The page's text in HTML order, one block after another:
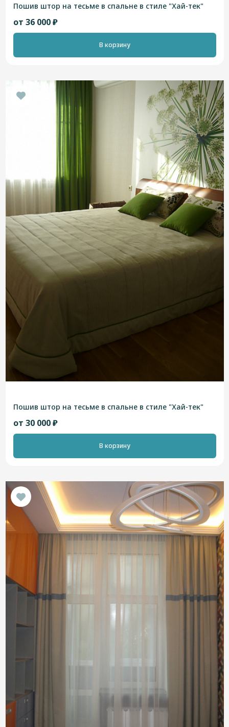
Пошив штор на тесьме в спальне в стиле "Хай-тек"
от 36 000 ₽
В корзину
Пошив штор на тесьме в спальне в стиле "Хай-тек"
от 30 000 ₽
В корзину